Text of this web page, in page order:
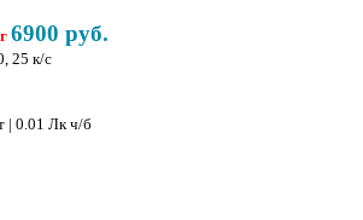
6900 руб.
25 к/c
| 0.01 Лк ч/б